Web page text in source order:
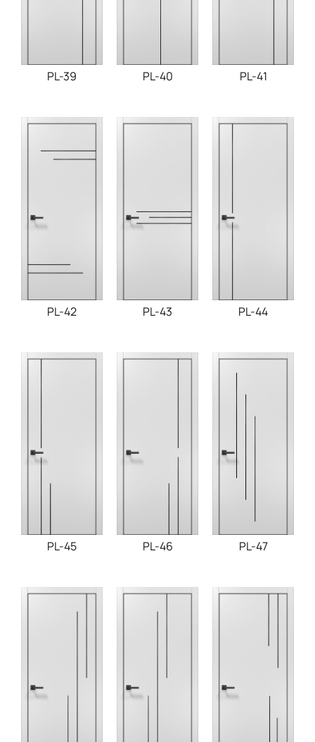
PL-39 PL-40 PL-41
PL-42 PL-43 PL-44
PL-45 PL-46 PL-47